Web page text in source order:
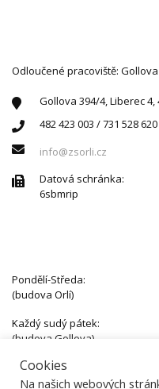
Odloučené pracoviště: Gollova
Gollova 394/4, Liberec 4,
482 423 003 / 731 528 620
info@zsorli.cz
Datová schránka:
6sbmrip
Pondělí-Středa:
(budova Orlí)
Každý sudý pátek:
(budova Gollova)
Mimo uvedený čas je nutné
Cookies
Na našich webových